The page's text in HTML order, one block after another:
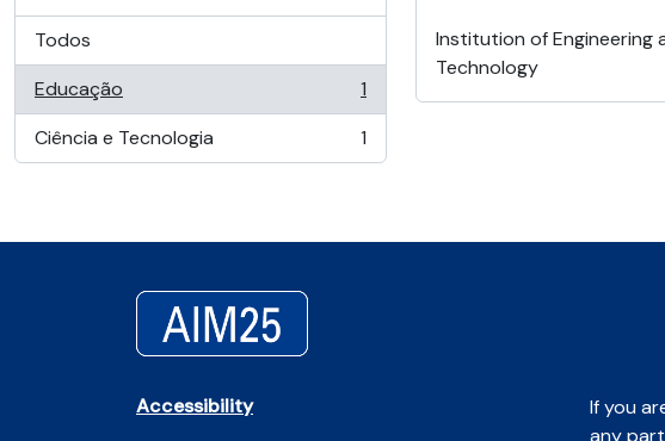
Todos
Educação
, 1 resultados
1
Ciência e Tecnologia
, 1 resultados 1
Institution of Engineering
Technology
Accessibility
If you
any